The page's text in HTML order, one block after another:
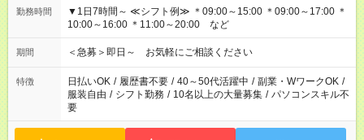
勤務時間
▼1日7時間～ ≪シフト例≫ ＊09:00～15:00 ＊09:00～17:00 ＊
10:00～16:00 ＊11:00～20:00 など
期間 ＜急募＞即日～ お気軽にご相談ください
特徴 日払いOK / 履歴書不要 / 40～50代活躍中 / 副業・WワークOK /
服装自由 / シフト勤務 / 10名以上の大量募集 / パソコンスキル不
要